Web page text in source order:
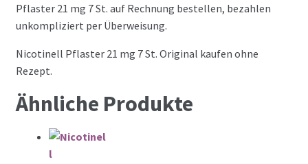
Pflaster 21 mg 7 St. auf Rechnung bestellen, bezahlen
unkompliziert per Überweisung.
Nicotinell Pflaster 21 mg 7 St. Original kaufen ohne
Rezept.
Ähnliche Produkte